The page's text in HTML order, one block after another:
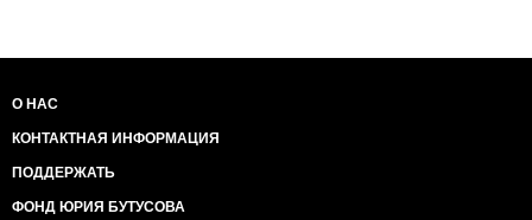
О НАС
КОНТАКТНАЯ ИНФОРМАЦИЯ
ПОДДЕРЖАТЬ
ФОНД ЮРИЯ БУТУСОВА